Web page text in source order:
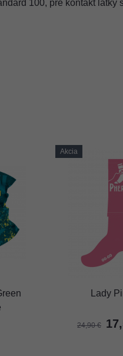
100, pre kontakt látky
Akcia
Lady
24,90 €